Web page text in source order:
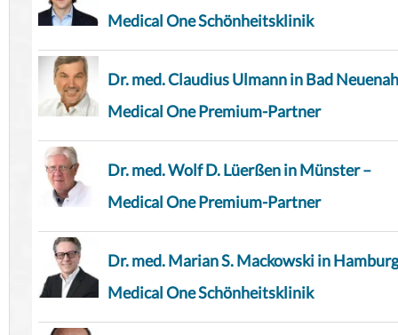
Medical One Schönheitsklinik
Dr. med. Claudius Ulmann in Bad
Medical One Premium-Partner
Dr. med. Wolf D. Lüerßen in Münster –
Medical One Premium-Partner
Dr. med. Marian S. Mackowski in
Medical One Schönheitsklinik